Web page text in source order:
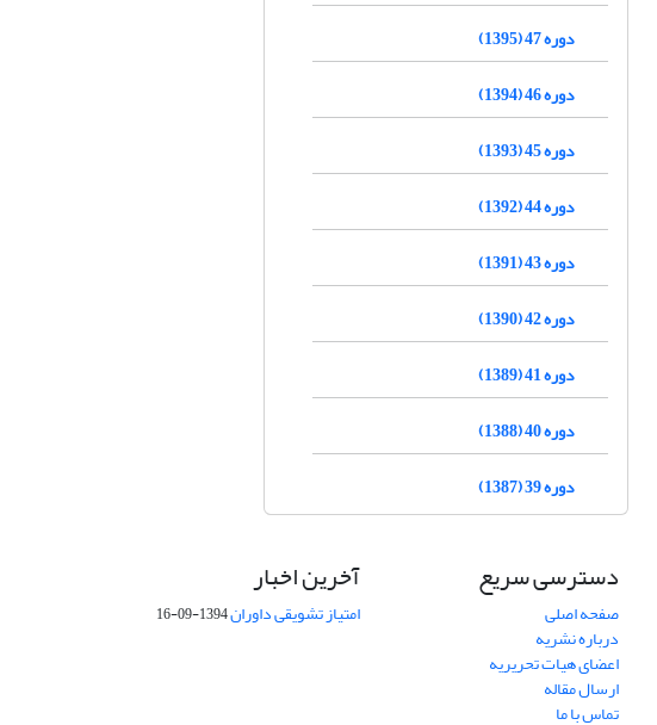
دوره 47 (1395)
دوره 46 (1394)
دوره 45 (1393)
دوره 44 (1392)
دوره 43 (1391)
دوره 42 (1390)
دوره 41 (1389)
دوره 40 (1388)
دوره 39 (1387)
دسترسی سریع
صفحه اصلی
درباره نشریه
اعضای هیات تحریریه
ارسال مقاله
تماس با ما
آخرین اخبار
امتیاز تشویقی داوران1394-09-16